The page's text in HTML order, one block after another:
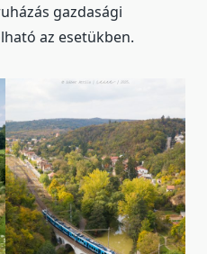
gazdasági
az esetükben.